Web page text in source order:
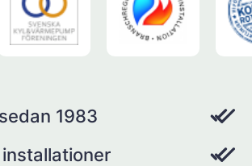
1983